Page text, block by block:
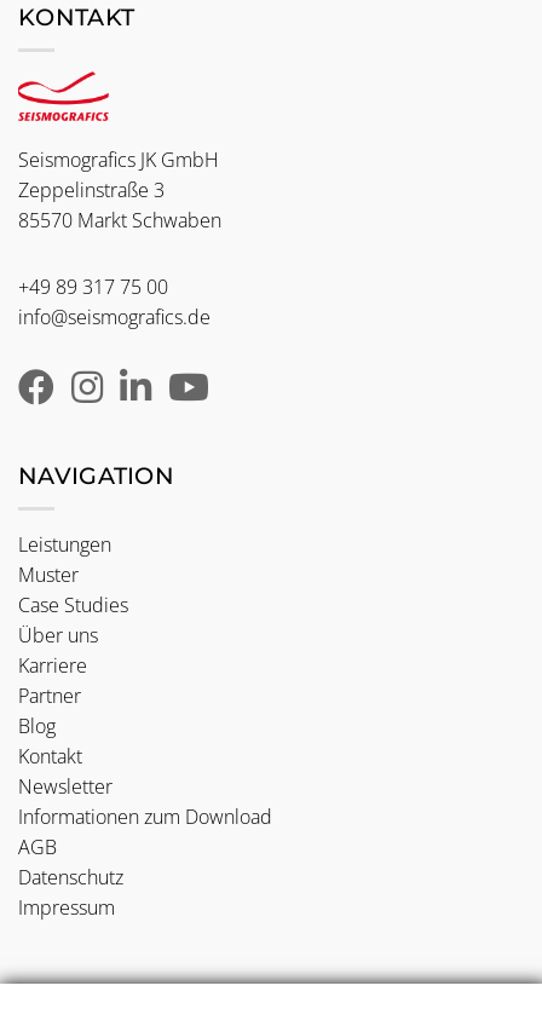
KONTAKT
Seismografics JK GmbH
Zeppelinstraße 3
85570 Markt Schwaben
+49 89 317 75 00
info@seismografics.de
NAVIGATION
Leistungen
Muster
Case Studies
Über uns
Karriere
Partner
Blog
Kontakt
Newsletter
Informationen zum Download
AGB
Datenschutz
Impressum